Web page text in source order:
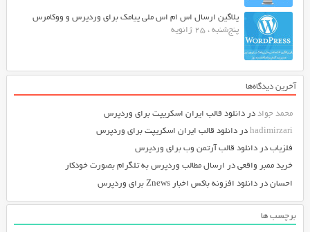
پلاگین ارسال اس ام اس ملی پیامک برای وردپرس و ووکامرس
پنج‌شنبه ، 25 ژانویه
آخرین دیدگاه‌ها
محمد جواددر دانلود قالب ایران اسکریپت برای وردپرس
hadimirzariدر دانلود قالب ایران اسکریپت برای وردپرس
فلزیابدر دانلود قالب آرتمن وب برای وردپرس
خرید ممبر واقعیدر ارسال مطالب وردپرس به تلگرام بصورت خودکار
احساندر دانلود افزونه باکس اخبار Znews برای وردپرس
برچسب ها